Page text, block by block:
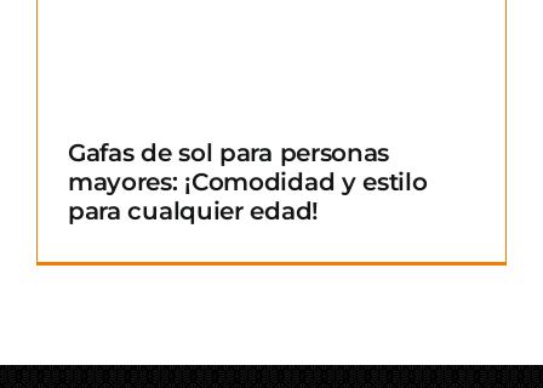
Gafas de sol para personas
mayores: ¡Comodidad y estilo
para cualquier edad!